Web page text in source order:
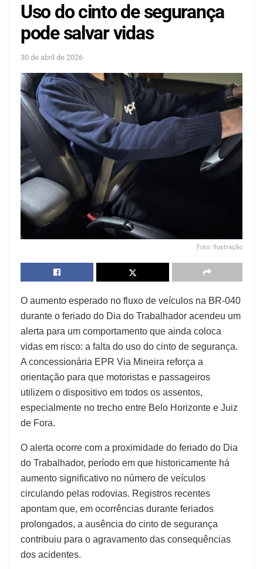
Uso do cinto de segurança
pode salvar vidas
30 de abril de 2026
Foto: Ilustração
O aumento esperado no fluxo de veículos na BR-040
durante o feriado do Dia do Trabalhador acendeu um
alerta para um comportamento que ainda coloca
vidas em risco: a falta do uso do cinto de segurança.
A concessionária EPR Via Mineira reforça a
orientação para que motoristas e passageiros
utilizem o dispositivo em todos os assentos,
especialmente no trecho entre Belo Horizonte e Juiz
de Fora.
O alerta ocorre com a proximidade do feriado do Dia
do Trabalhador, período em que historicamente há
aumento significativo no número de veículos
circulando pelas rodovias. Registros recentes
apontam que, em ocorrências durante feriados
prolongados, a ausência do cinto de segurança
contribuiu para o agravamento das consequências
dos acidentes.